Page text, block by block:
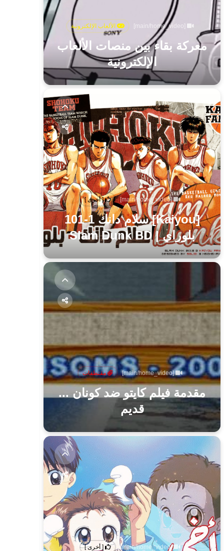
الألعاب الإلكترونية
معركة بقاء بين منصات الألعاب
الإلكترونية
[main/home_video] [ أخرى ]
[Kaiyou] سلام دانك 1-101
بلوراي | Slam Dunk BD
[main/home_video] مقتطفات
مقدمة فيلم كايتو ضد كونان ...
قديم
[main/home_video] [ أخرى ]